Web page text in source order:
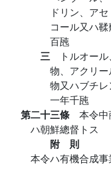
ドリン、ア
コール又ハ
百瓲
三
トルオー
物、アクリ
物又ハブチ
一年千瓲
第二十三條 本令
ハ朝鮮總督トス
附 則
本令ハ有機合成